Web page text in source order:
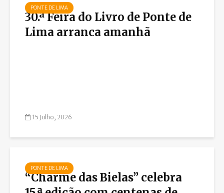
PONTE DE LIMA
30.ª Feira do Livro de Ponte de
Lima arranca amanhã
15 Julho, 2026
PONTE DE LIMA
“Charme das Bielas” celebra